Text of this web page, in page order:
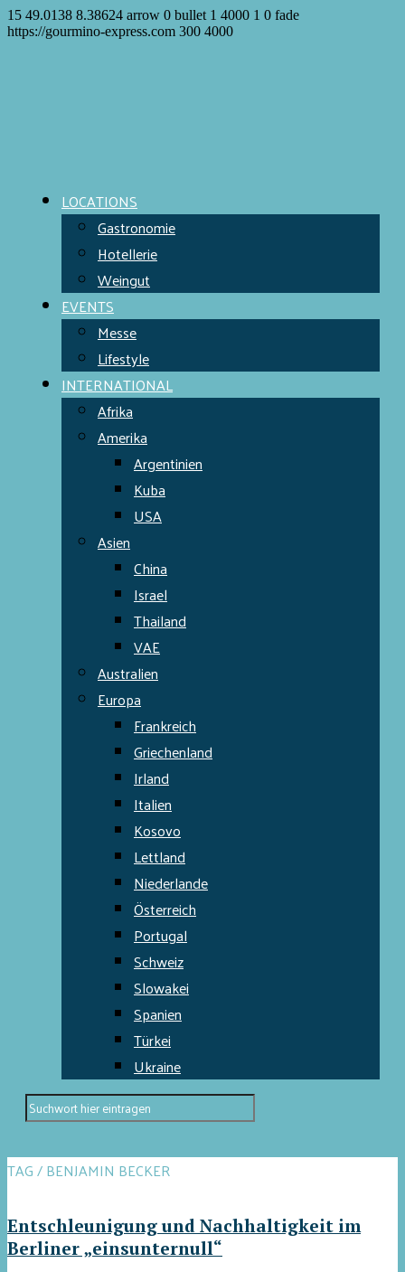
15 49.0138 8.38624 arrow 0 bullet 1 4000 1 0 fade
https://gourmino-express.com 300 4000
LOCATIONS
Gastronomie
Hotellerie
Weingut
EVENTS
Messe
Lifestyle
INTERNATIONAL
Afrika
Amerika
Argentinien
Kuba
USA
Asien
China
Israel
Thailand
VAE
Australien
Europa
Frankreich
Griechenland
Irland
Italien
Kosovo
Lettland
Niederlande
Österreich
Portugal
Schweiz
Slowakei
Spanien
Türkei
Ukraine
TAG / BENJAMIN BECKER
Entschleunigung und Nachhaltigkeit im
Berliner „einsunternull“